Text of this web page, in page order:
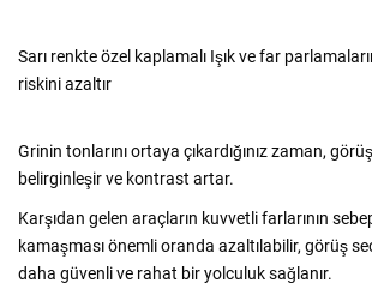
Sarı renkte özel kaplamalı Işık ve far
riskini azaltır
Grinin tonlarını ortaya çıkardığınız zaman,
belirginleşir ve kontrast artar.
Karşıdan gelen araçların kuvvetli farlarının
kamaşması önemli oranda azaltılabilir, görüş
daha güvenli ve rahat bir yolculuk sağlanır.